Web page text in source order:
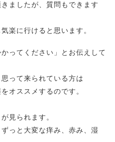
ましたが、質問もできます
楽に行けると思います。
ってください」とお伝えして
って来られている方は
オススメするのです。
見られます。
っと大変な痒み、赤み、湿